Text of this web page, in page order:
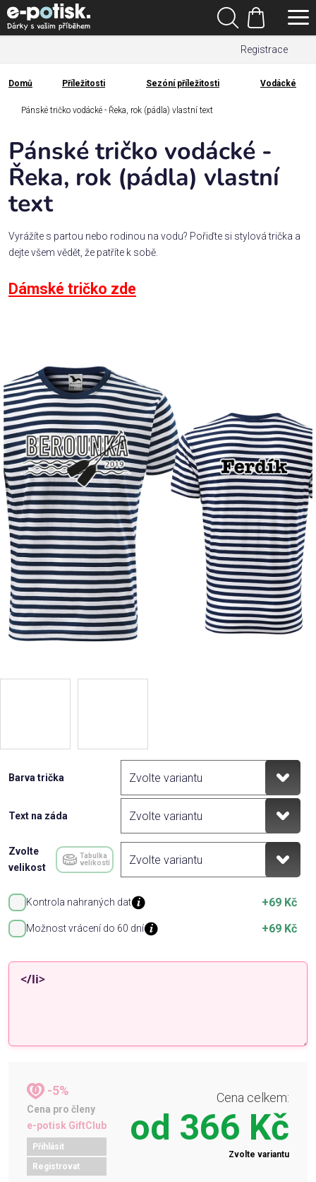
Přejít
na
obsah
Registrace
Hledat
Nákupní
košík
Kategorie
Dárek
pro
Rodina
Láska
Povolání,
zájmy a
Domácnost
Kolekce
Oblečení
Přihlášení
Domů
Domů Příležitosti Sezóní příležitosti Vodácké
Pánské tričko vodácké - Řeka, rok (pádla) vlastní text
Barva trička
Text na záda
Zvolte
velikost
Tabulka
velikostí
Kontrola nahraných dat +69 Kč
Možnost vrácení do 60 dní +69 Kč
-5%
Cena pro členy
e-potisk GiftClub
Přihlásit
Registrovat
Cena celkem:
od 366 Kč
Zvolte variantu
Pánské tričko vodácké -
Řeka, rok (pádla) vlastní
text
Vyrážíte s partou nebo rodinou na vodu? Pořiďte si stylová trička a
dejte všem vědět, že patříte k sobě.
Dámské tričko zde